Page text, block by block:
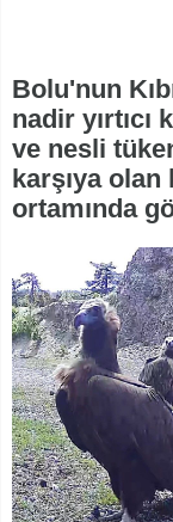
Bolu'nun
nadir yırtıcı
ve nesli
karşıya olan
ortamında